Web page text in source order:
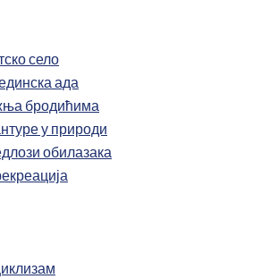
село
ада
бродићима
у природи
обилазака